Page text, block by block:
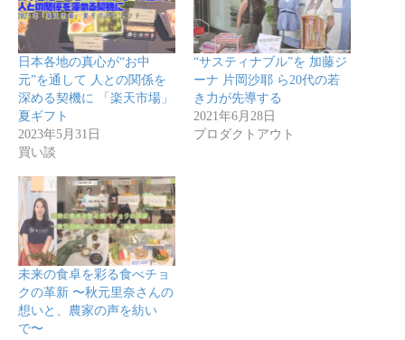
日本各地の真心が“お中
元”を通して 人との関係を
深める契機に 「楽天市場」
夏ギフト
2023年5月31日
買い談
“サスティナブル”を 加藤ジ
ーナ 片岡沙耶 ら20代の若
き力が先導する
2021年6月28日
プロダクトアウト
未来の食卓を彩る食べチョ
クの革新 〜秋元里奈さんの
想いと、農家の声を紡い
で〜